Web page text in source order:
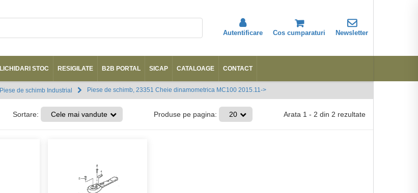
Autentificare Cos cumparaturi Newsletter
Abonare
LICHIDARI STOC RESIGILATE B2B PORTAL SICAP CATALOAGE CONTACT
Piese de schimb, 23351 Cheie dinamometrica MC100 2015.11->
Piese de schimb Industrial
Sortare: Cele mai vandute Produse pe pagina: 20 Arata 1 - 2 din 2 rezultate